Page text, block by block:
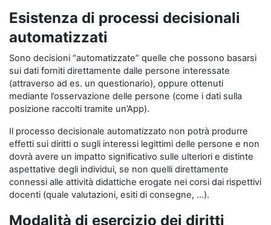
Esistenza di processi decisionali
automatizzati
Sono decisioni “automatizzate” quelle che possono basarsi
sui dati forniti direttamente dalle persone interessate
(attraverso ad es. un questionario), oppure ottenuti
mediante l’osservazione delle persone (come i dati sulla
posizione raccolti tramite un’App).
Il processo decisionale automatizzato non potrà produrre
effetti sui diritti o sugli interessi legittimi delle persone e non
dovrà avere un impatto significativo sulle ulteriori e distinte
aspettative degli individui, se non quelli direttamente
connessi alle attività didattiche erogate nei corsi dai rispettivi
docenti (quale valutazioni, esiti di consegne, …).
Modalità di esercizio dei diritti